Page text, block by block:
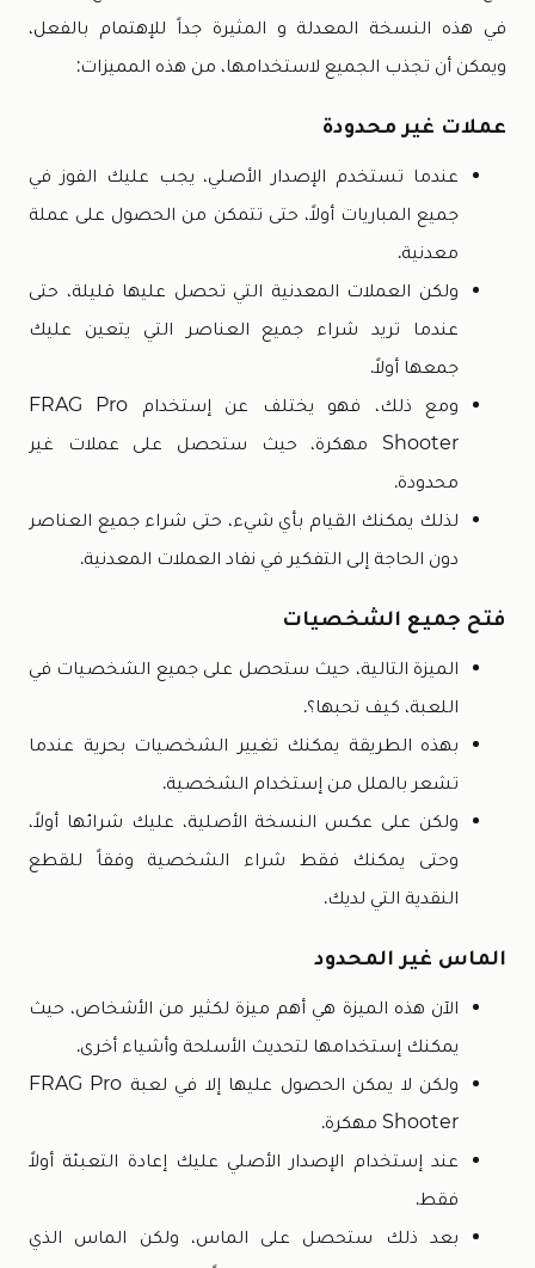
في هذه النسخة المعدلة و المثيرة جداً للإهتمام بالفعل،
ويمكن أن تجذب الجميع لاستخدامها، من هذه المميزات:
عملات غير محدودة
عندما تستخدم الإصدار الأصلي، يجب عليك الفوز في
جميع المباريات أولاً، حتى تتمكن من الحصول على عملة
معدنية.
ولكن العملات المعدنية التي تحصل عليها قليلة، حتى
عندما تريد شراء جميع العناصر التي يتعين عليك
جمعها أولاً.
ومع ذلك، فهو يختلف عن إستخدام FRAG Pro
Shooter مهكرة، حيث ستحصل على عملات غير
محدودة.
لذلك يمكنك القيام بأي شيء، حتى شراء جميع العناصر
دون الحاجة إلى التفكير في نفاد العملات المعدنية.
فتح جميع الشخصيات
الميزة التالية، حيث ستحصل على جميع الشخصيات في
اللعبة، كيف تحبها؟.
بهذه الطريقة يمكنك تغيير الشخصيات بحرية عندما
تشعر بالملل من إستخدام الشخصية.
ولكن على عكس النسخة الأصلية، عليك شرائها أولاً،
وحتى يمكنك فقط شراء الشخصية وفقاً للقطع
النقدية التي لديك.
الماس غير المحدود
الآن هذه الميزة هي أهم ميزة لكثير من الأشخاص، حيث
يمكنك إستخدامها لتحديث الأسلحة وأشياء أخرى.
ولكن لا يمكن الحصول عليها إلا في لعبة FRAG Pro
Shooter مهكرة.
عند إستخدام الإصدار الأصلي عليك إعادة التعبئة أولاً
فقط.
بعد ذلك ستحصل على الماس، ولكن الماس الذي